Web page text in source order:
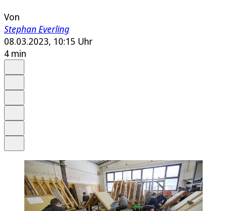
Von
Stephan Everling
08.03.2023, 10:15 Uhr
4 min